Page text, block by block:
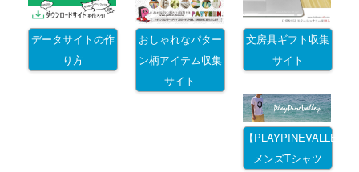
データサイトの作
り方
おしゃれなパター
ン柄アイテム収集
サイト
文房具ギフト収集
サイト
【PLAYPINEVALLEY
メンズTシャツ